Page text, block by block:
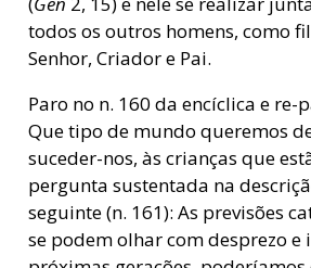
todos os outros homens, como
Senhor, Criador e Pai.
Paro no n. 160 da encíclica e
Que tipo de mundo queremos
suceder-nos, às crianças que
pergunta sustentada na
seguinte (n. 161): As previsões
se podem olhar com desprezo e